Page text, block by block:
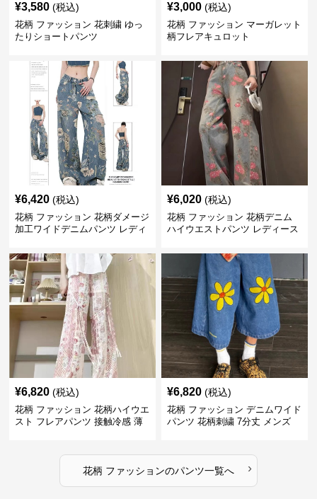
¥3,580 (税込)
花柄 ファッション 花刺繍 ゆっ
たりショートパンツ
¥3,000 (税込)
花柄 ファッション マーガレット
柄フレアキュロット
¥6,420 (税込)
花柄 ファッション 花柄ダメージ
加工ワイドデニムパンツ レディ
¥6,020 (税込)
花柄 ファッション 花柄デニム
ハイウエストパンツ レディース
¥6,820 (税込)
花柄 ファッション 花柄ハイウエ
スト フレアパンツ 接触冷感 薄
¥6,820 (税込)
花柄 ファッション デニムワイド
パンツ 花柄刺繍 7分丈 メンズ
花柄 ファッションのパンツ一覧へ ›